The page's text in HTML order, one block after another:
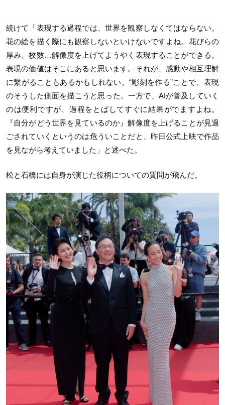
続けて「表現する過程では、世界を観察しなくてはならない。
花の絵を描く際にも観察しないといけないですよね。花びらの
厚み、枚数…解像度を上げてようやく表現することができる。
表現の価値はそこにあると思います。それが、感動や相互理解
に繋がることもあるかもしれない。“彫刻を作る”ことで、表現
のそうした側面を描こうと思った。一方で、AIが普及していく
のは便利ですが、過程をとばしてすぐに結果がでますよね。
『自分がどう世界を見ているのか』解像度を上げることが見過
ごされていくというのは危ういことだと、昨日公式上映で作品
を見ながら考えていました」と述べた。
松と石橋には自身が演じた役柄についての質問が飛んだ。